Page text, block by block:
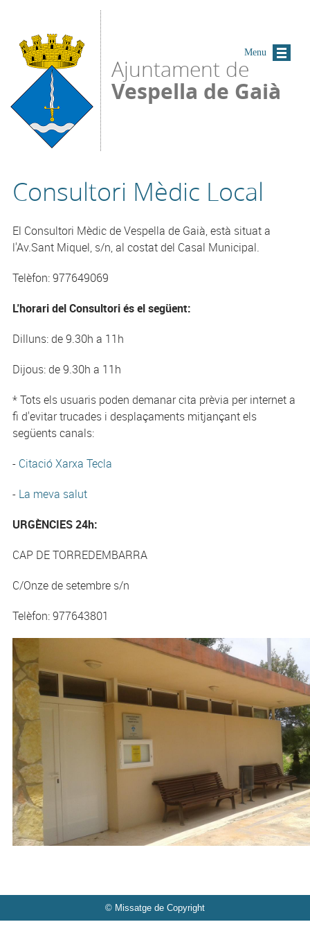
Ajuntament de
Vespella de Gaià
Consultori Mèdic Local
El Consultori Mèdic de Vespella de Gaià, està situat a
l'Av.Sant Miquel, s/n, al costat del Casal Municipal.
Telèfon: 977649069
L'horari del Consultori és el següent:
Dilluns: de 9.30h a 11h
Dijous: de 9.30h a 11h
* Tots els usuaris poden demanar cita prèvia per internet a
fi d'evitar trucades i desplaçaments mitjançant els
següents canals:
- Citació Xarxa Tecla
- La meva salut
URGÈNCIES 24h:
CAP DE TORREDEMBARRA
C/Onze de setembre s/n
Telèfon: 977643801
© Missatge de Copyright
Menu